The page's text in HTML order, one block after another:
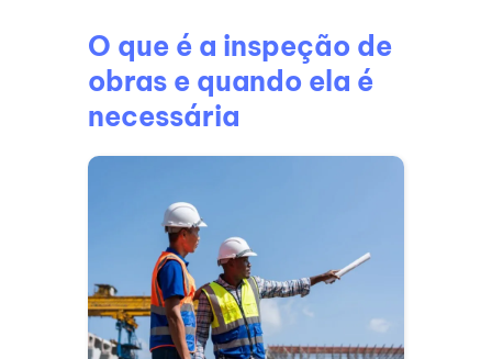
O que é a inspeção de
obras e quando ela é
necessária